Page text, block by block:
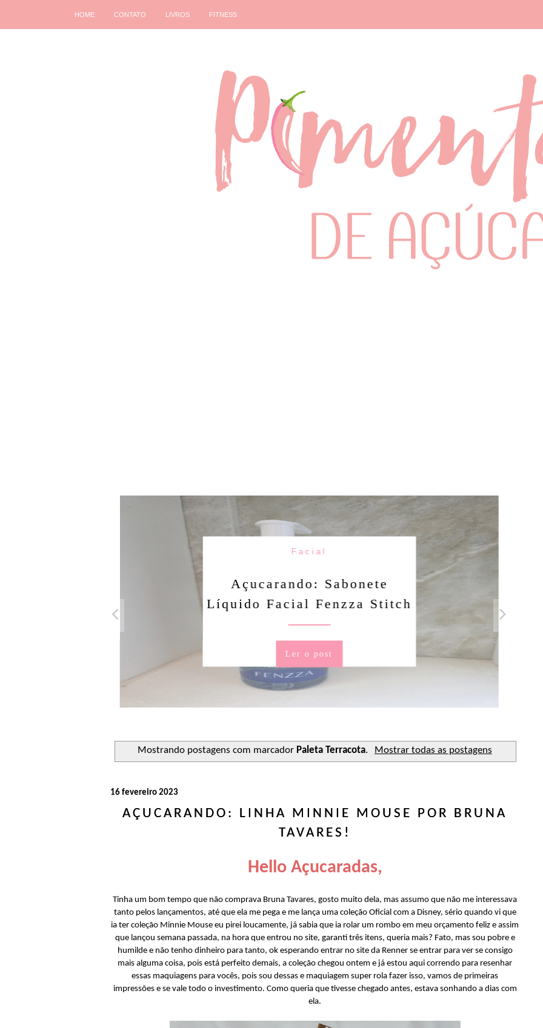
HOME CONTATO LIVROS FITNESS
Facial
Açucarando: Sabonete
Líquido Facial Fenzza Stitch
Ler o post
Mostrando postagens com marcador Paleta Terracota. Mostrar todas as postagens
16 fevereiro 2023
AÇUCARANDO: LINHA MINNIE MOUSE POR BRUNA
TAVARES!
Hello Açucaradas,
Tinha um bom tempo que não comprava Bruna Tavares, gosto muito dela, mas assumo que não me interessava
tanto pelos lançamentos, até que ela me pega e me lança uma coleção Oficial com a Disney, sério quando vi que
ia ter coleção Minnie Mouse eu pirei loucamente, já sabia que ia rolar um rombo em meu orçamento feliz e assim
que lançou semana passada, na hora que entrou no site, garanti três itens, queria mais? Fato, mas sou pobre e
humilde e não tenho dinheiro para tanto, ok esperando entrar no site da Renner se entrar para ver se consigo
mais alguma coisa, pois está perfeito demais, a coleção chegou ontem e já estou aqui correndo para resenhar
essas maquiagens para vocês, pois sou dessas e maquiagem super rola fazer isso, vamos de primeiras
impressões e se vale todo o investimento. Como queria que tivesse chegado antes, estava sonhando a dias com
ela.